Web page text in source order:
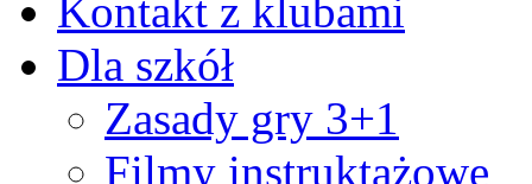
Kontakt z klubami
Dla szkół
Zasady gry 3+1
Filmy instruktażowe